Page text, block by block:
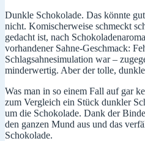
Dunkle Schokolade. Das könnte
nicht. Komischerweise schmeckt
gedacht ist, nach
vorhandener Sahne-Geschmack:
Schlagsahnesimulation war –
minderwertig. Aber der tolle,
Was man in so einem Fall auf gar
zum Vergleich ein Stück dunkler
um die Schokolade. Dank der
den ganzen Mund aus und das
Schokolade.